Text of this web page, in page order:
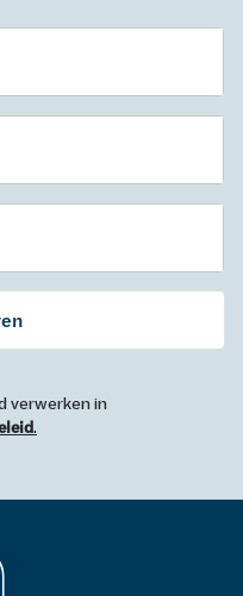
verwerken in
.